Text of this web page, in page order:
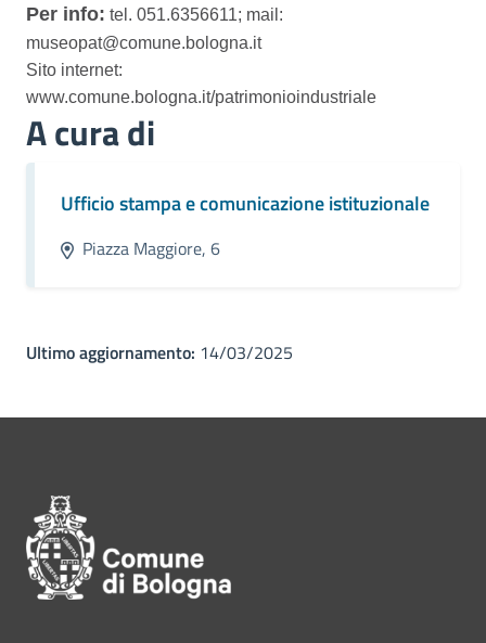
Per info: tel. 051.6356611; mail:
museopat@comune.bologna.it
Sito internet:
www.comune.bologna.it/patrimonioindustriale
A cura di
Ufficio stampa e comunicazione istituzionale
Piazza Maggiore, 6
Ultimo aggiornamento: 14/03/2025